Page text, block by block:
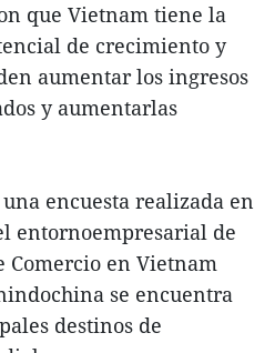
que Vietnam tiene la
de crecimiento y
aumentar los ingresos
y aumentarlas
encuesta realizada en
entornoempresarial de
Comercio en Vietnam
se encuentra
destinos de